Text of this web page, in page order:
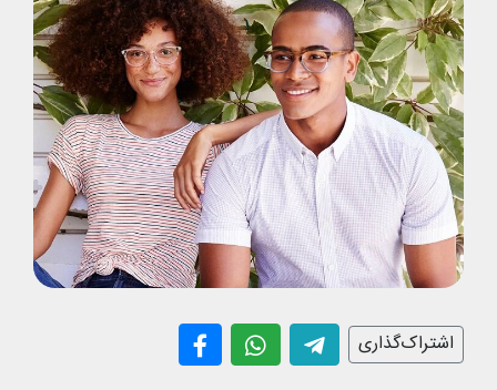
اشتراک‌گذاری